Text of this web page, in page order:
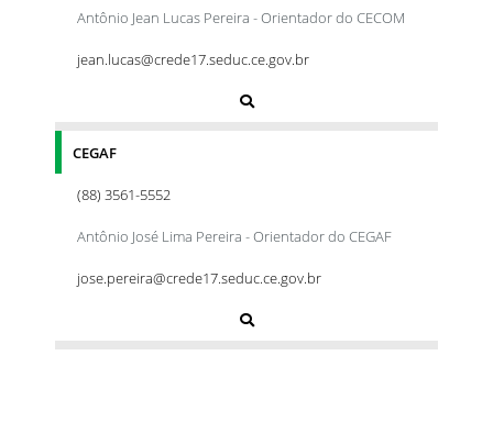
Antônio Jean Lucas Pereira - Orientador do CECOM
jean.lucas@crede17.seduc.ce.gov.br
CEGAF
(88) 3561-5552
Antônio José Lima Pereira - Orientador do CEGAF
jose.pereira@crede17.seduc.ce.gov.br